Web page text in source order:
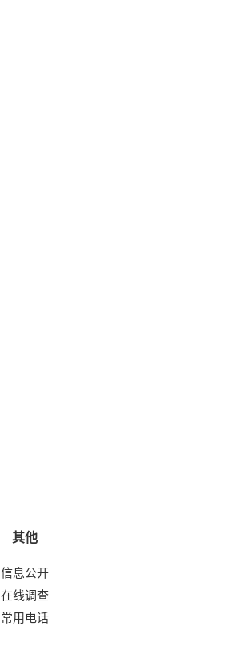
其他
信息公开
在线调查
常用电话